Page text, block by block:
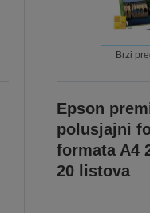
Brzi
Epson
polusjajni
formata A4
20 listova